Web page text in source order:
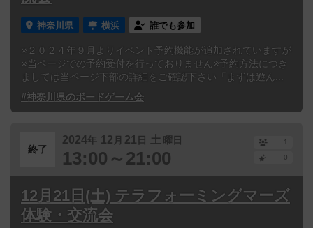
神奈川県 横浜 誰でも参加
※２０２４年９月よりイベント予約機能が追加されていますが
※当ページでの予約受付を行っておりません※予約方法につき
ましては当ページ下部の詳細をご確認下さい「まずは遊ん...
#神奈川県のボードゲーム会
終了
2024年 12 月 21 日 土 曜日
13:00～21:00
1
0
12月21日(土) テラフォーミングマーズ
体験・交流会